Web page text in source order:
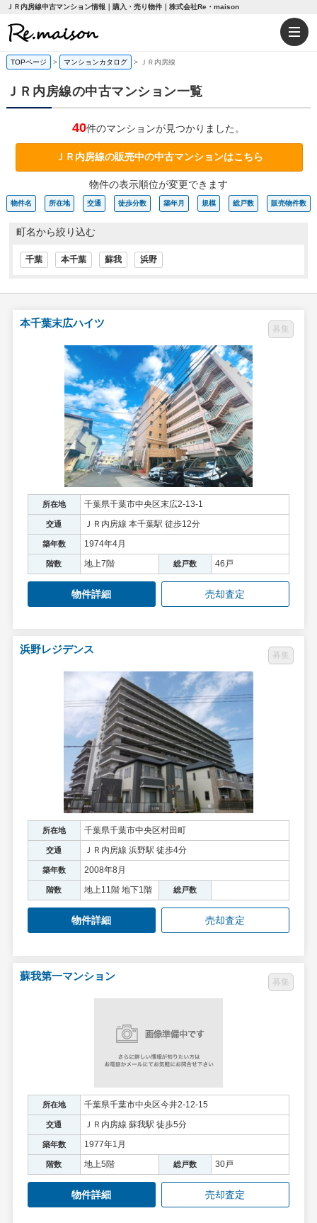
ＪＲ内房線中古マンション情報｜購入・売り物件｜株式会社Re・maison
TOPページ > マンションカタログ > ＪＲ内房線
ＪＲ内房線の中古マンション一覧
40件のマンションが見つかりました。
ＪＲ内房線の販売中の中古マンションはこちら
物件の表示順位が変更できます
物件名 所在地 交通 徒歩分数 築年月 規模 総戸数 販売物件数
町名から絞り込む
千葉 本千葉 蘇我 浜野
本千葉末広ハイツ 募集
所在地 千葉県千葉市中央区末広2-13-1
交通 ＪＲ内房線 本千葉駅 徒歩12分
築年数 1974年4月
階数 地上7階 総戸数 46戸
物件詳細 売却査定
浜野レジデンス 募集
所在地 千葉県千葉市中央区村田町
交通 ＪＲ内房線 浜野駅 徒歩4分
築年数 2008年8月
階数 地上11階 地下1階 総戸数
物件詳細 売却査定
蘇我第一マンション 募集
所在地 千葉県千葉市中央区今井2-12-15
交通 ＪＲ内房線 蘇我駅 徒歩5分
築年数 1977年1月
階数 地上5階 総戸数 30戸
物件詳細 売却査定